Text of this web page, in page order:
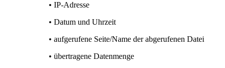
• IP-Adresse
• Datum und Uhrzeit
• aufgerufene Seite/Name der abgerufenen Datei
• übertragene Datenmenge